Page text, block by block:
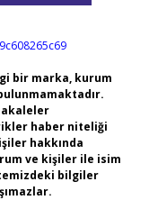
bir marka, kurum
haber niteliği
hakkında
ve kişiler ile isim
bilgiler